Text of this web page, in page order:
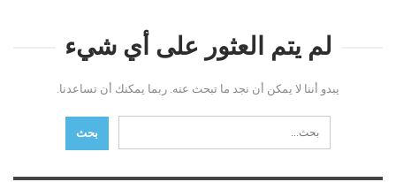
لم يتم العثور على أي شيء
يبدو أننا لا يمكن أن نجد ما تبحث عنه. ربما يمكنك أن تساعدنا.